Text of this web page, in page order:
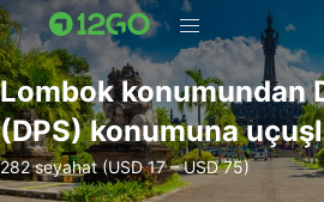
Lombok konumundan
(DPS) konumuna
282 seyahat (USD 17 – USD 75)